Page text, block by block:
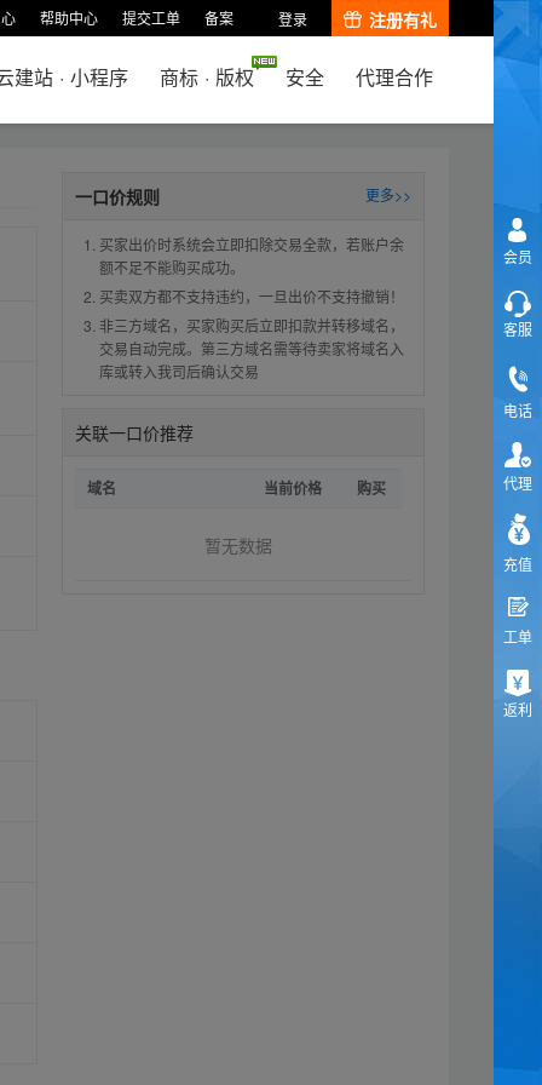
帮助中心 提交工单 备案 登录 注册有礼
建站 · 小程序 商标 · 版权 安全 代理合作
一口价规则 更多>>
买家出价时系统会立即扣除交易全款，若账户余
额不足不能购买成功。
买卖双方都不支持违约，一旦出价不支持撤销！
非三方域名，买家购买后立即扣款并转移域名，
交易自动完成。第三方域名需等待卖家将域名入
库或转入我司后确认交易
关联一口价推荐
域名 当前价格 购买
暂无数据
会员
客服
电话
代理
充值
工单
返利